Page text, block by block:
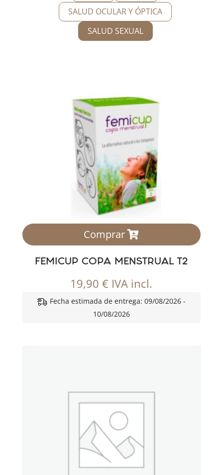
SALUD OCULAR Y ÓPTICA
SALUD SEXUAL
Comprar
FEMICUP COPA MENSTRUAL T2
19,90€ IVA incl.
Fecha estimada de entrega: 09/08/2026 -
10/08/2026